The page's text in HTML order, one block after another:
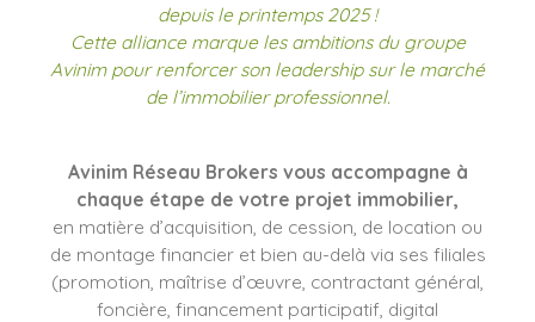
depuis le printemps 2025 !
Cette alliance marque les ambitions du groupe
Avinim pour renforcer son leadership sur le marché
de l’immobilier professionnel.
Avinim Réseau Brokers vous accompagne à
chaque étape de votre projet immobilier,
en matière d’acquisition, de cession, de location ou
de montage financier et bien au-delà via ses filiales
(promotion, maîtrise d’œuvre, contractant général,
foncière, financement participatif, digital